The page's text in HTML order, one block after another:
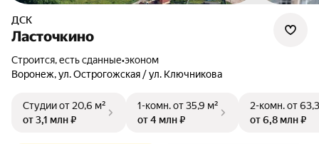
ДСК
Ласточкино
Строится, есть сданные•эконом
Воронеж, ул. Острогожская / ул. Ключникова
Студииот 20,6 м²
от 3,1 млн ₽
1-комн.от 35,9 м²
от 4 млн ₽
2-комн.от
от 6,8 млн ₽